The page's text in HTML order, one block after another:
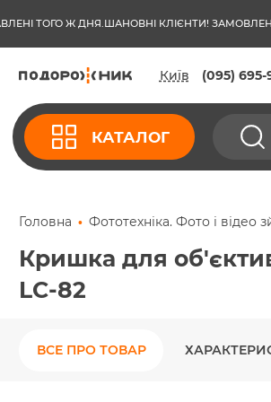
ШАНОВНІ КЛІЄНТИ! ЗАМОВЛЕННЯ,
ТОГО Ж ДНЯ.
Київ (095) 695-
КАТАЛОГ
Головна Фототехніка. Фото і відео
Кришка для
LC-82
ВСЕ ПРО ТОВАР